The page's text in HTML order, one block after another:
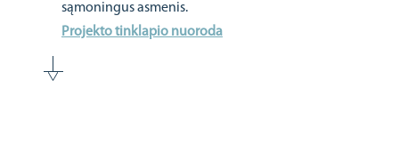
sąmoningus asmenis.
Projekto tinklapio nuoroda